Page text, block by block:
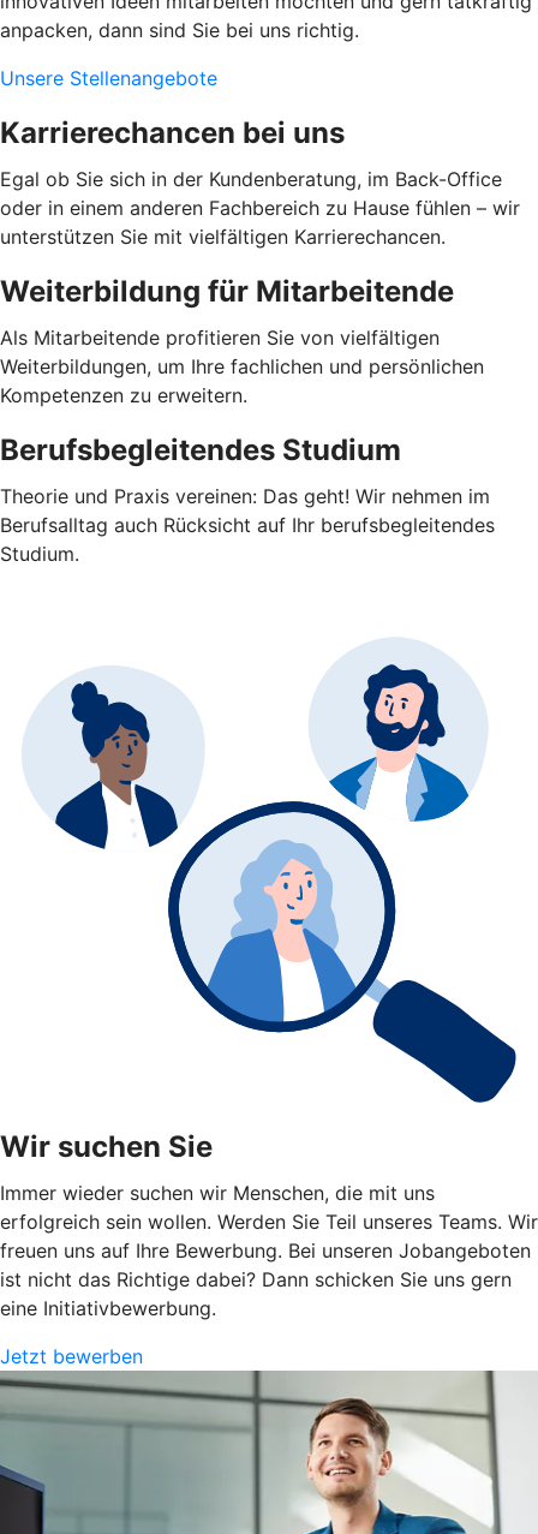
anpacken, dann sind Sie bei uns richtig.
Unsere Stellenangebote
Karrierechancen bei uns
Egal ob Sie sich in der Kundenberatung, im Back-Office
oder in einem anderen Fachbereich zu Hause fühlen – wir
unterstützen Sie mit vielfältigen Karrierechancen.
Weiterbildung für Mitarbeitende
Als Mitarbeitende profitieren Sie von vielfältigen
Weiterbildungen, um Ihre fachlichen und persönlichen
Kompetenzen zu erweitern.
Berufsbegleitendes Studium
Theorie und Praxis vereinen: Das geht! Wir nehmen im
Berufsalltag auch Rücksicht auf Ihr berufsbegleitendes
Studium.
Wir suchen Sie
Immer wieder suchen wir Menschen, die mit uns
erfolgreich sein wollen. Werden Sie Teil unseres Teams. Wir
freuen uns auf Ihre Bewerbung. Bei unseren Jobangeboten
ist nicht das Richtige dabei? Dann schicken Sie uns gern
eine Initiativbewerbung.
Jetzt bewerben